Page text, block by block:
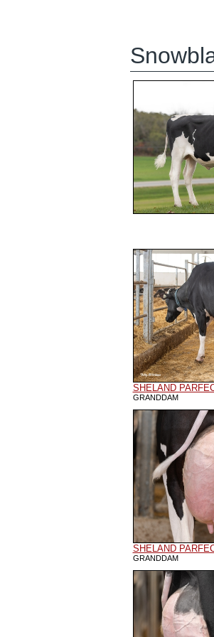
SHELAND
GRANDDAM
SHELAND
GRANDDAM